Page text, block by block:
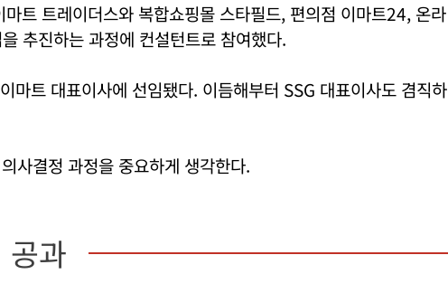
트 트레이더스와 복합쇼핑몰 스타필드, 편의점 이마트24, 온라
추진하는 과정에 컨설턴트로 참여했다.
마트 대표이사에 선임됐다. 이듬해부터 SSG 대표이사도 겸직하
사결정 과정을 중요하게 생각한다.
공과